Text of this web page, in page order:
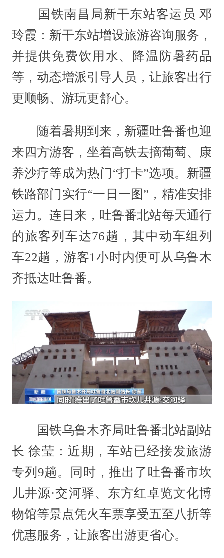
国铁南昌局新干东站客运员 邓
玲霞：新干东站增设旅游咨询服务，
并提供免费饮用水、降温防暑药品
等，动态增派引导人员，让旅客出行
更顺畅、游玩更舒心。
随着暑期到来，新疆吐鲁番也迎
来四方游客，坐着高铁去摘葡萄、康
养沙疗等成为热门“打卡”选项。新疆
铁路部门实行“一日一图”，精准安排
运力。连日来，吐鲁番北站每天通行
的旅客列车达76趟，其中动车组列
车22趟，游客1小时内便可从乌鲁木
齐抵达吐鲁番。
国铁乌鲁木齐局吐鲁番北站副站
长 徐莹：近期，车站已经接发旅游
专列9趟。同时，推出了吐鲁番市坎
儿井源·交河驿、东方红卓览文化博
物馆等景点凭火车票享受五至八折等
优惠服务，让旅客出游更省心。